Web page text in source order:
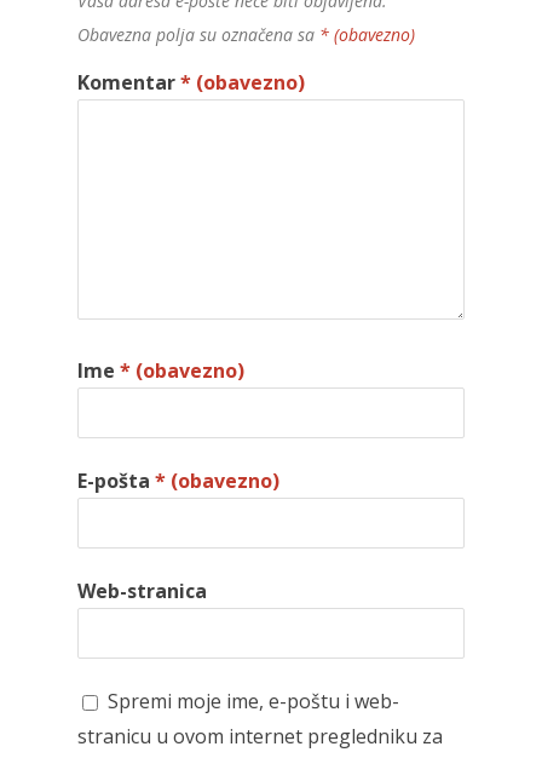
Obavezna polja su označena sa * (obavezno)
Komentar* (obavezno)
Ime * (obavezno)
E-pošta * (obavezno)
Web-stranica
Spremi moje ime, e-poštu i web-
stranicu u ovom internet pregledniku za